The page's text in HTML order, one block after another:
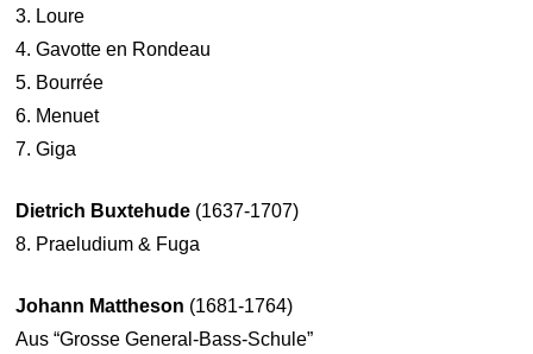
3. Loure
4. Gavotte en Rondeau
5. Bourrée
6. Menuet
7. Giga
Dietrich Buxtehude (1637-1707)
8. Praeludium & Fuga
Johann Mattheson (1681-1764)
Aus “Grosse General-Bass-Schule”